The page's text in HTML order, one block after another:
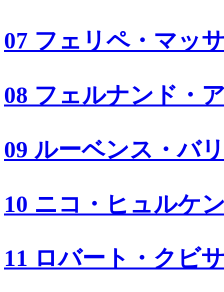
07 フェリペ・マッ
08 フェルナンド・
09 ルーベンス・バ
10 ニコ・ヒュルケ
11 ロバート・クビ